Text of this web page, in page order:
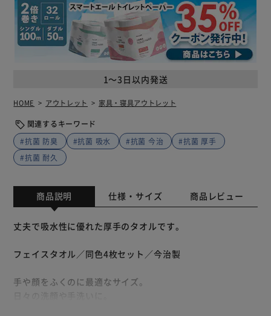
1～3日以内発送
HOME アウトレット 家具・寝具アウトレット
関連するキーワード
#抗菌 防臭
#抗菌 吸水 #抗菌 今治
#抗菌 厚手
#抗菌 耐久
商品説明 仕様・サイズ 商品レビュー
丈夫で吸水性に優れた厚手のタオルです。
フェイスタオル／同色4枚セット／今治製
手や顔をふくのに最適なサイズ。